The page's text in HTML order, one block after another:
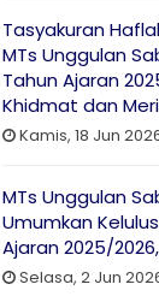
Tasyakuran
MTs Unggulan
Tahun Ajaran
Khidmat dan
Kamis, 18 Jun
MTs Unggulan
Umumkan
Ajaran 2025/
Selasa, 2 Jun